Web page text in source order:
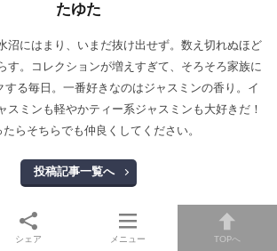
たゆた
沼にはまり、いまだ抜け出せず。数え切れぬほど
す。コレクションが増えすぎて、そろそろ家族に
る毎日。一番好きなのはジャスミンの香り。イ
スミンも軽やかティー系ジャスミンも大好きだ！
らそちらでも仲良くしてください。
投稿記事一覧へ
【 TRAVALO 正規販売店 】 ア
シェア メニュー TOPへ